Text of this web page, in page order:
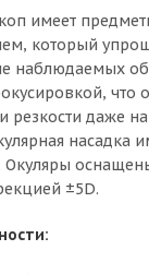
имеет
который
наблюдаемых
что
резкости даже
насадка
Окуляры
±5D.